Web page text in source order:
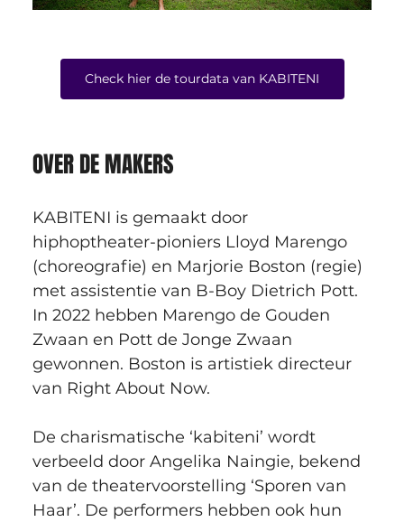
Check hier de tourdata van KABITENI
OVER DE MAKERS
KABITENI is gemaakt door
hiphoptheater-pioniers Lloyd Marengo
(choreografie) en Marjorie Boston (regie)
met assistentie van B-Boy Dietrich Pott.
In 2022 hebben Marengo de Gouden
Zwaan en Pott de Jonge Zwaan
gewonnen. Boston is artistiek directeur
van Right About Now.
De charismatische ‘kabiteni’ wordt
verbeeld door Angelika Naingie, bekend
van de theatervoorstelling ‘Sporen van
Haar’. De performers hebben ook hun